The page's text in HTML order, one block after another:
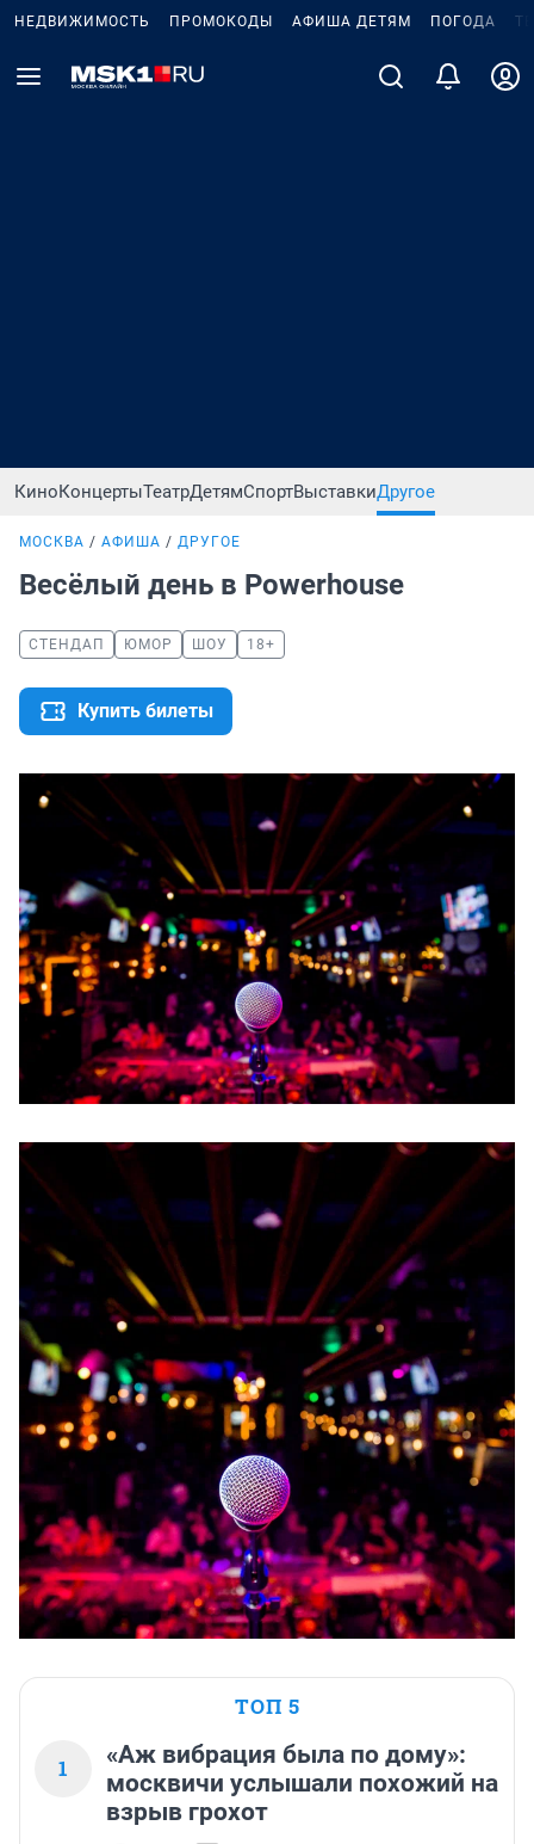
НЕДВИЖИМОСТЬ ПРОМОКОДЫ АФИША ДЕТЯМ ПОГОДА
КиноКонцертыТеатрДетямСпортВыставкиДругое
МОСКВА АФИША ДРУГОЕ
Весёлый день в Powerhouse
СТЕНДАП ЮМОР ШОУ 18+
Купить билеты
ТОП 5
1
«Аж вибрация была по дому»:
москвичи услышали похожий на
взрыв грохот